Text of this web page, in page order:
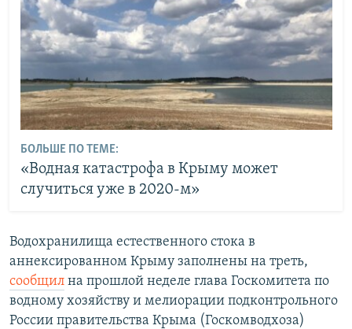
БОЛЬШЕ ПО ТЕМЕ:
«Водная катастрофа в Крыму может
случиться уже в 2020-м»
Водохранилища естественного стока в
аннексированном Крыму заполнены на треть,
сообщил на прошлой неделе глава Госкомитета по
водному хозяйству и мелиорации подконтрольного
России правительства Крыма (Госкомводхоза)